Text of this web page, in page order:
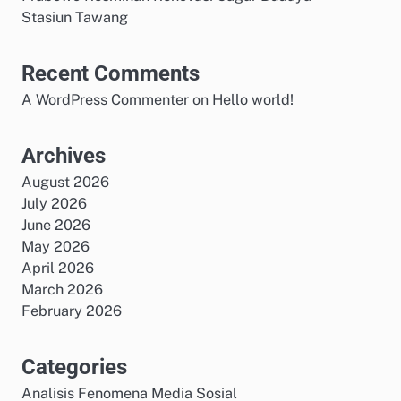
Stasiun Tawang
Recent Comments
A WordPress Commenter on Hello world!
Archives
August 2026
July 2026
June 2026
May 2026
April 2026
March 2026
February 2026
Categories
Analisis Fenomena Media Sosial